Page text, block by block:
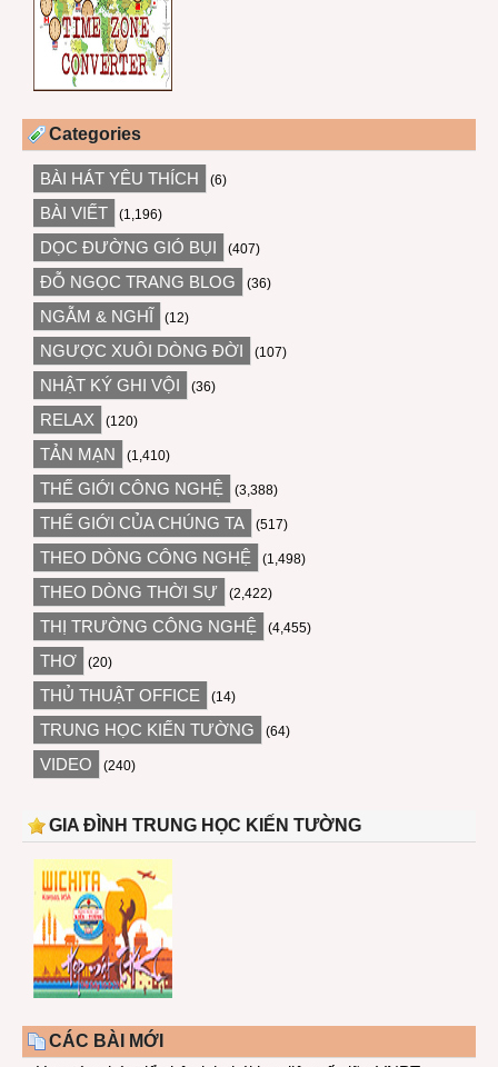
Categories
BÀI HÁT YÊU THÍCH (6)
BÀI VIẾT (1,196)
DỌC ĐƯỜNG GIÓ BỤI (407)
ĐỖ NGỌC TRANG BLOG (36)
NGẪM & NGHĨ (12)
NGƯỢC XUÔI DÒNG ĐỜI (107)
NHẬT KÝ GHI VỘI (36)
RELAX (120)
TẢN MẠN (1,410)
THẾ GIỚI CÔNG NGHỆ (3,388)
THẾ GIỚI CỦA CHÚNG TA (517)
THEO DÒNG CÔNG NGHỆ (1,498)
THEO DÒNG THỜI SỰ (2,422)
THỊ TRƯỜNG CÔNG NGHỆ (4,455)
THƠ (20)
THỦ THUẬT OFFICE (14)
TRUNG HỌC KIẾN TƯỜNG (64)
VIDEO (240)
GIA ĐÌNH TRUNG HỌC KIẾN TƯỜNG
CÁC BÀI MỚI